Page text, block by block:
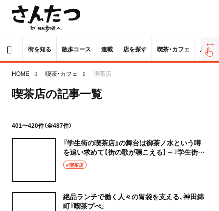
街を知る 散歩コース 連載 店を探す 喫茶・カフェ 居酒屋
HOME 喫茶・カフェ 喫茶店
喫茶店の記事一覧
401〜420件（全487件）
『学生街の喫茶店』の舞台は御茶ノ水という噂
を追い求めて【街の歌が聴こえる】～『学生街の
喫茶店』『風に吹かれて』『惜別の歌』『神田小唄』
#喫茶店
絶品ランチで働く人々の胃袋を支える、神田錦
町『喫茶プぺ』